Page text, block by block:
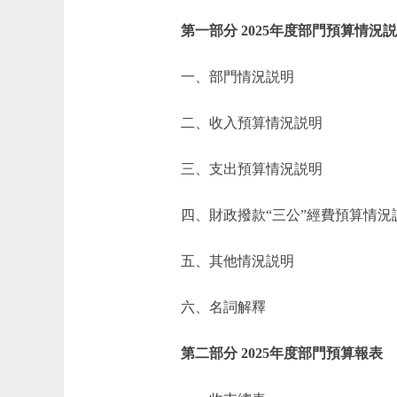
第一部分 2025年度部門預算情況
一、部門情況説明
二、收入預算情況説明
三、支出預算情況説明
四、財政撥款“三公”經費預算情況
五、其他情況説明
六、名詞解釋
第二部分 2025年度部門預算報表